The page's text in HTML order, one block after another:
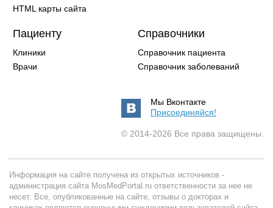
HTML карты сайта
Пациенту
Клиники
Врачи
Справочники
Справочник пациента
Справочник заболеваний
Мы Вконтакте
Присоединяйся!
© 2014-2026 Все права защищены.
Информация на сайте получена из открытых источников -
администрация сайта MosMedPortal.ru ответственности за нее не
несет. Все, опубликованные на сайте, отзывы о докторах и